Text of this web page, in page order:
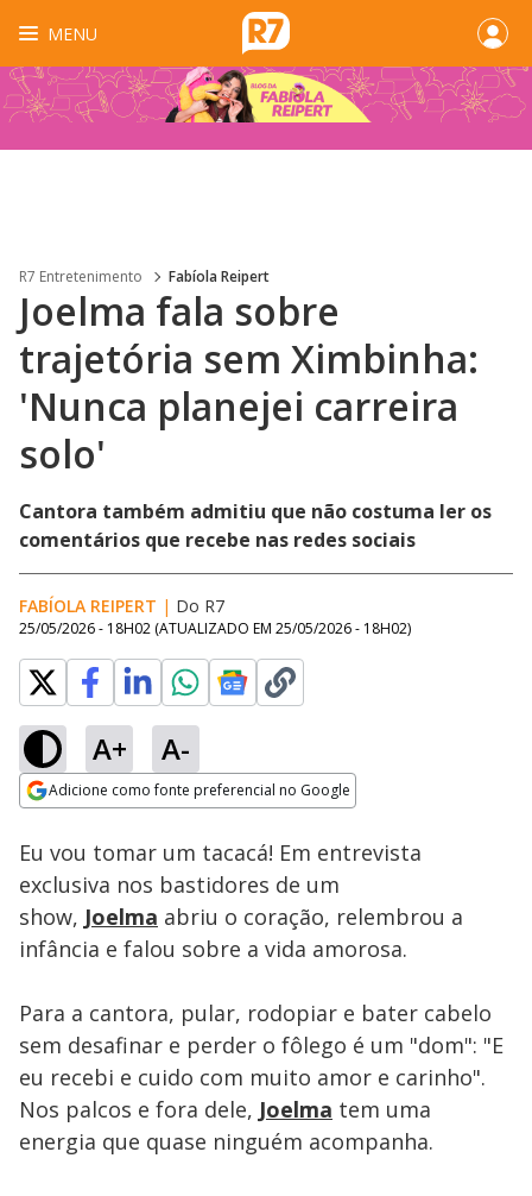
MENU
R7 Entretenimento Fabíola Reipert
Joelma fala sobre
trajetória sem Ximbinha:
'Nunca planejei carreira
solo'
Cantora também admitiu que não costuma ler os
comentários que recebe nas redes sociais
FABÍOLA REIPERT | Do R7
25/05/2026 - 18H02 (ATUALIZADO EM 25/05/2026 - 18H02)
A+ A-
Adicione como fonte preferencial no Google
Ativar
Loaded:
9.46%
Eu vou tomar um tacacá! Em entrevista
exclusiva nos bastidores de um
show, Joelma abriu o coração, relembrou a
infância e falou sobre a vida amorosa.
Para a cantora, pular, rodopiar e bater cabelo
sem desafinar e perder o fôlego é um "dom": "E
eu recebi e cuido com muito amor e carinho".
Nos palcos e fora dele, Joelma tem uma
energia que quase ninguém acompanha.